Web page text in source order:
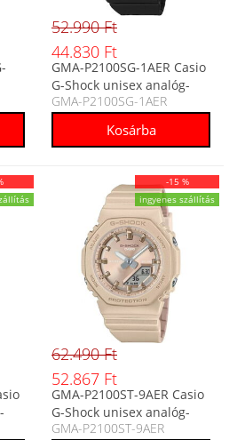
52.990 Ft
44.830 Ft
GMA-P2100SG-1AER Casio
G-Shock unisex analóg-
digitális karóra
GMA-P2100SG-1AER
-15 %
ingyenes szállítás
62.490 Ft
52.867 Ft
GMA-P2100ST-9AER Casio
G-Shock unisex analóg-
digitális karóra
GMA-P2100ST-9AER